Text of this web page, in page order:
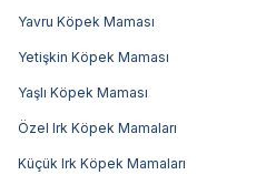
Yavru Köpek Maması
Yetişkin Köpek Maması
Yaşlı Köpek Maması
Özel Irk Köpek Mamaları
Küçük Irk Köpek Mamaları